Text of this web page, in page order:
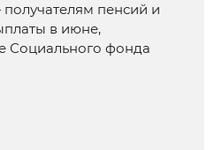
пенсий и
в июне,
Социального фонда